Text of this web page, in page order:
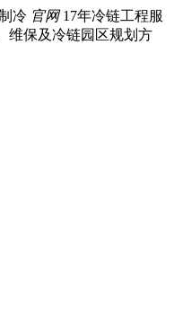
冷 官网 17年冷链工程服
维保及冷链园区规划方